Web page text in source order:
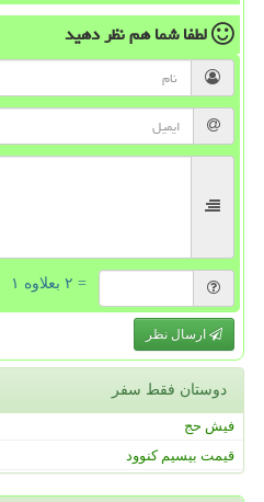
لطفا شما همنظر دهید
= ۲ بعلاوه ۱
ارسال نظر
دوستان فقط سفر
فیش حج
قیمت بیسیم کنوود